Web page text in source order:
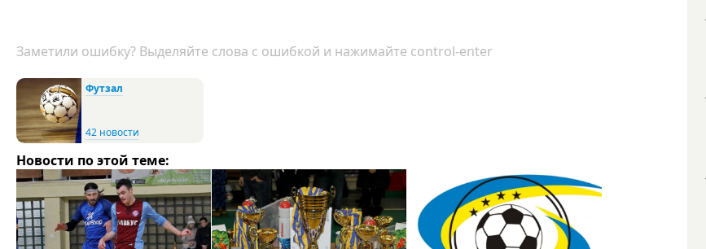
Заметили ошибку? Выделяйте слова с ошибкой и нажимайте control-enter
Футзал
42 новости
Новости по этой теме: